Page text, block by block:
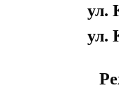
ул.
ул.